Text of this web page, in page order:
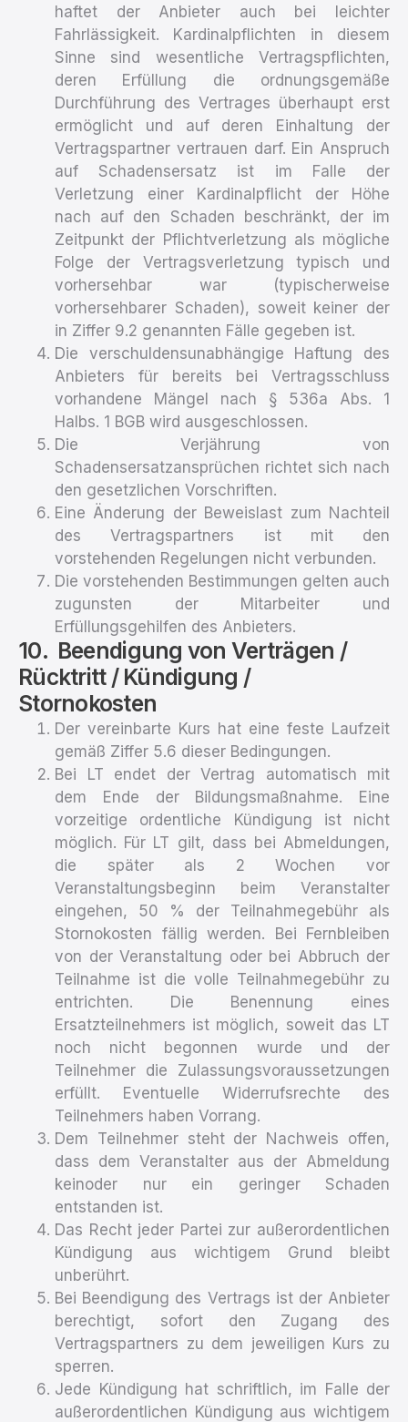
haftet der Anbieter auch bei leichter
Fahrlässigkeit. Kardinalpflichten in diesem
Sinne sind wesentliche Vertragspflichten,
deren Erfüllung die ordnungsgemäße
Durchführung des Vertrages überhaupt erst
ermöglicht und auf deren Einhaltung der
Vertragspartner vertrauen darf. Ein Anspruch
auf Schadensersatz ist im Falle der
Verletzung einer Kardinalpflicht der Höhe
nach auf den Schaden beschränkt, der im
Zeitpunkt der Pflichtverletzung als mögliche
Folge der Vertragsverletzung typisch und
vorhersehbar war (typischerweise
vorhersehbarer Schaden), soweit keiner der
in Ziffer 9.2 genannten Fälle gegeben ist.
Die verschuldensunabhängige Haftung des
Anbieters für bereits bei Vertragsschluss
vorhandene Mängel nach § 536a Abs. 1
Halbs. 1 BGB wird ausgeschlossen.
Die Verjährung von
Schadensersatzansprüchen richtet sich nach
den gesetzlichen Vorschriften.
Eine Änderung der Beweislast zum Nachteil
des Vertragspartners ist mit den
vorstehenden Regelungen nicht verbunden.
Die vorstehenden Bestimmungen gelten auch
zugunsten der Mitarbeiter und
Erfüllungsgehilfen des Anbieters.
Beendigung von Verträgen /
Rücktritt / Kündigung /
Stornokosten
Der vereinbarte Kurs hat eine feste Laufzeit
gemäß Ziffer 5.6 dieser Bedingungen.
Bei LT endet der Vertrag automatisch mit
dem Ende der Bildungsmaßnahme. Eine
vorzeitige ordentliche Kündigung ist nicht
möglich. Für LT gilt, dass bei Abmeldungen,
die später als 2 Wochen vor
Veranstaltungsbeginn beim Veranstalter
eingehen, 50 % der Teilnahmegebühr als
Stornokosten fällig werden. Bei Fernbleiben
von der Veranstaltung oder bei Abbruch der
Teilnahme ist die volle Teilnahmegebühr zu
entrichten. Die Benennung eines
Ersatzteilnehmers ist möglich, soweit das LT
noch nicht begonnen wurde und der
Teilnehmer die Zulassungsvoraussetzungen
erfüllt. Eventuelle Widerrufsrechte des
Teilnehmers haben Vorrang.
Dem Teilnehmer steht der Nachweis offen,
dass dem Veranstalter aus der Abmeldung
keinoder nur ein geringer Schaden
entstanden ist.
Das Recht jeder Partei zur außerordentlichen
Kündigung aus wichtigem Grund bleibt
unberührt.
Bei Beendigung des Vertrags ist der Anbieter
berechtigt, sofort den Zugang des
Vertragspartners zu dem jeweiligen Kurs zu
sperren.
Jede Kündigung hat schriftlich, im Falle der
außerordentlichen Kündigung aus wichtigem